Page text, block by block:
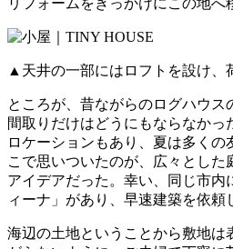
▲天井の一部にはロフトを設け、
ところが、昔ながらのログハウス
間取りだけはどうにもならなかっ
ロケーションもあり、夏は多くの
こで思いついたのが、広々とした
アイデアだった。幸い、同じ市内
ィーナ」があり、早速建築を依頼
海辺の土地ということから敷地は